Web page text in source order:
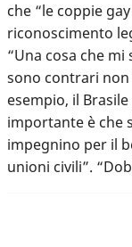
che “le coppie
riconoscimento
“Una cosa che
sono contrari
esempio, il
importante è che
impegnino per il
unioni civili”.